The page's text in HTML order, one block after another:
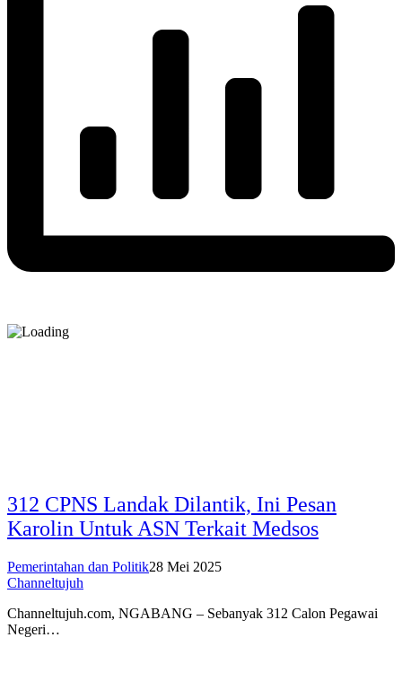
312 CPNS Landak Dilantik, Ini Pesan
Karolin Untuk ASN Terkait Medsos
Pemerintahan dan Politik28 Mei 2025
Channeltujuh
Channeltujuh.com, NGABANG – Sebanyak 312 Calon Pegawai
Negeri…